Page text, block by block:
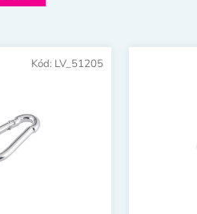
Kód: LV_51205